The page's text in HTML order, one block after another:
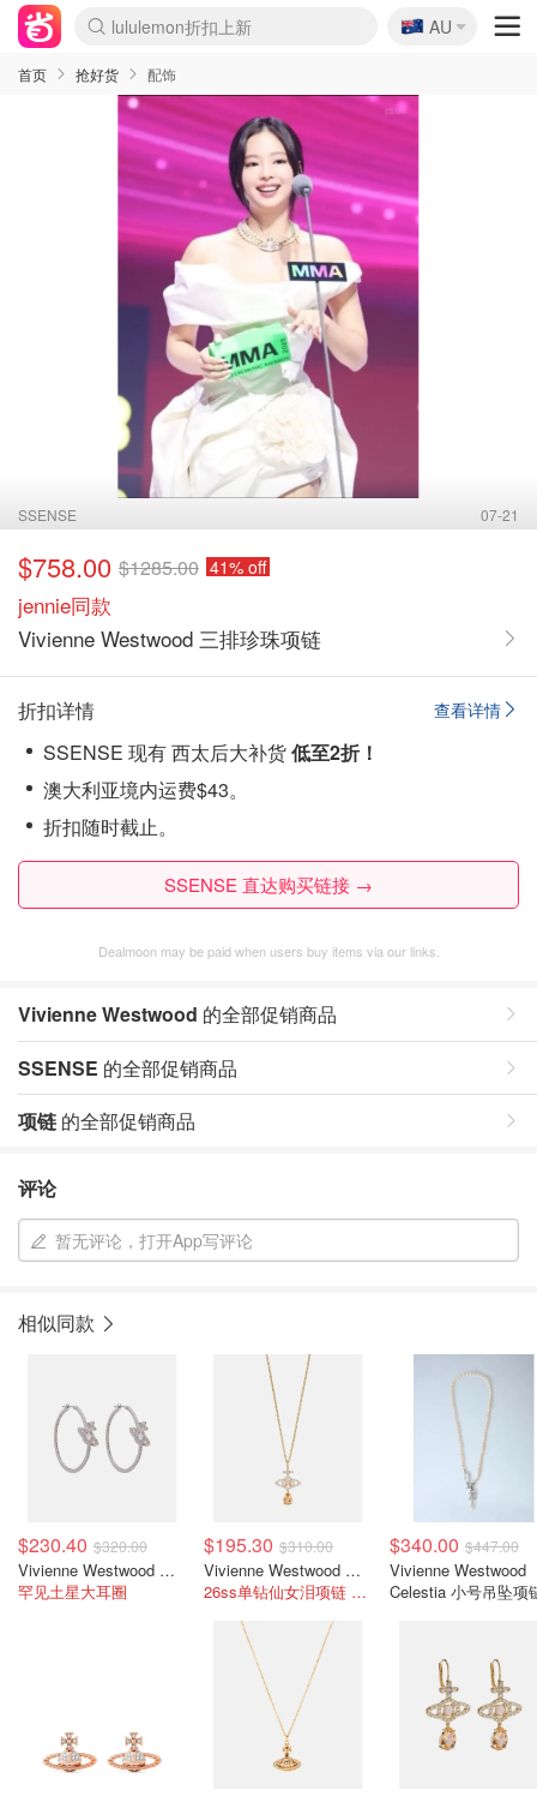
Sasa美妆护肤3.5折
SSENSE年中3折
FreshBeauty好价汇总
Cettire降价+叠9折
Farfetch折上8折
WWS Coles超市实拍
viagogo二手票捡漏
Myer清仓1折起
The Outnet奢牌1折起
David Jones 3折起
Flannels大牌1折
Perfumes Club护肤1折
AMIRO返校季6.2折
Oweek抽奖送Airpods
Amazon折扣汇总
eToro入金$200送$50
Amazon数码好物
ICONIC本周7.5折
ThedoubleF高奢地板价
Moose Knuckles 6折
丝芙兰5折起
EUFY官网3.7折起
Selenichast首饰2折
Trip机票酒店促销
YSL送5件彩妆礼
Amazon家居好物
BIGBANG巡演开票
David Jones时尚3折
Amazon美妆护肤
雅漾大喷$8
过敏原检测盒$33
伊索独家赠50ml沐浴露
科颜氏清仓3折
SEALIFE海洋馆门票6折
丝塔芙大白罐$16
订阅Newsletter送香薰
Cult Beauty 6.8折
Harrods圣诞日历2.3折
LN-CC奢牌私促3折
d'Alba空姐喷雾$16
EVE LOM套装逆天2折
Bernardelli独家4折
Adore Beauty 6折起
CT圣诞日历
Mytheresa奢品2.7折
Luxury Escapes 9折
Currentbody美容仪9折
MOON Garden Live
ALLSAINTS美衣3折
Roborock扫地机3.7折
Tingo Life水杯$24
Valentino官网5折
CR洗发护发6.3折
🇦🇺
AU
首页 抢好货 配饰
SSENSE 07-21
$758.00 $1285.00 41% off
jennie同款
Vivienne Westwood 三排珍珠项链
查看详情
折扣详情
SSENSE 现有 西太后大补货低至2折！
澳大利亚境内运费$43。
折扣随时截止。
SSENSE 直达购买链接 →
Dealmoon may be paid when users buy items via our links.
Vivienne Westwood 的全部促销商品
SSENSE 的全部促销商品
项链 的全部促销商品
评论
暂无评论，打开App写评论
相似同款
$230.40 $320.00
Vivienne Westwood Orb 镶饰圆环耳环
罕见土星大耳圈
$195.30 $310.00
Vivienne Westwood Orb 镶饰项链
26ss单钻仙女泪项链 买到就是赚到！
$340.00 $447.00
Vivienne Westwood
Celestia 小号吊坠项